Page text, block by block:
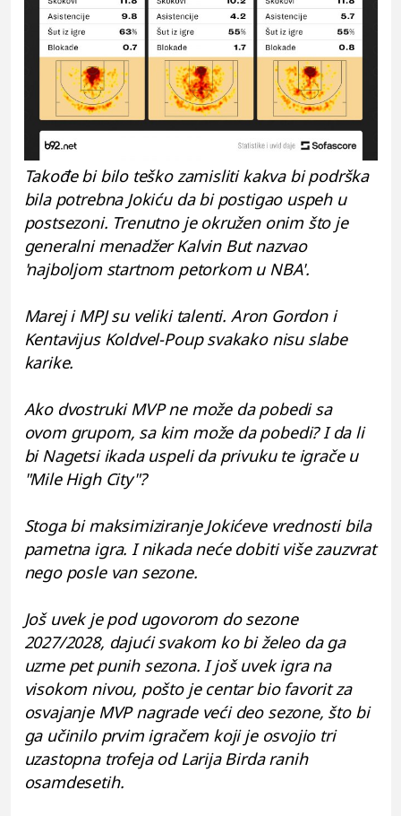
Takođe bi bilo teško zamisliti kakva bi podrška
bila potrebna Jokiću da bi postigao uspeh u
postsezoni. Trenutno je okružen onim što je
generalni menadžer Kalvin But nazvao
'najboljom startnom petorkom u NBA'.
Marej i MPJ su veliki talenti. Aron Gordon i
Kentavijus Koldvel-Poup svakako nisu slabe
karike.
Ako dvostruki MVP ne može da pobedi sa
ovom grupom, sa kim može da pobedi? I da li
bi Nagetsi ikada uspeli da privuku te igrače u
"Mile High City"?
Stoga bi maksimiziranje Jokićeve vrednosti bila
pametna igra. I nikada neće dobiti više zauzvrat
nego posle van sezone.
Još uvek je pod ugovorom do sezone
2027/2028, dajući svakom ko bi želeo da ga
uzme pet punih sezona. I još uvek igra na
visokom nivou, pošto je centar bio favorit za
osvajanje MVP nagrade veći deo sezone, što bi
ga učinilo prvim igračem koji je osvojio tri
uzastopna trofeja od Larija Birda ranih
osamdesetih.